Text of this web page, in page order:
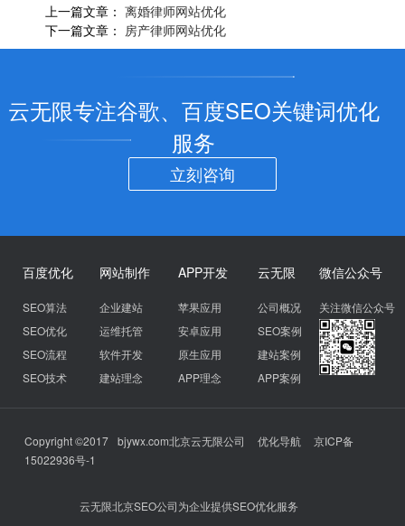
上一篇文章： 离婚律师网站优化
下一篇文章： 房产律师网站优化
云无限专注谷歌、百度SEO关键词优化
服务
立刻咨询
百度优化
SEO算法
SEO优化
SEO流程
SEO技术
网站制作
企业建站
运维托管
软件开发
建站理念
APP开发
苹果应用
安卓应用
原生应用
APP理念
云无限
公司概况
SEO案例
建站案例
APP案例
微信公众号
关注微信公众号
Copyright ©2017 bjywx.com北京云无限公司 优化导航
京ICP备
15022936号-1
云无限北京SEO公司为企业提供SEO优化服务